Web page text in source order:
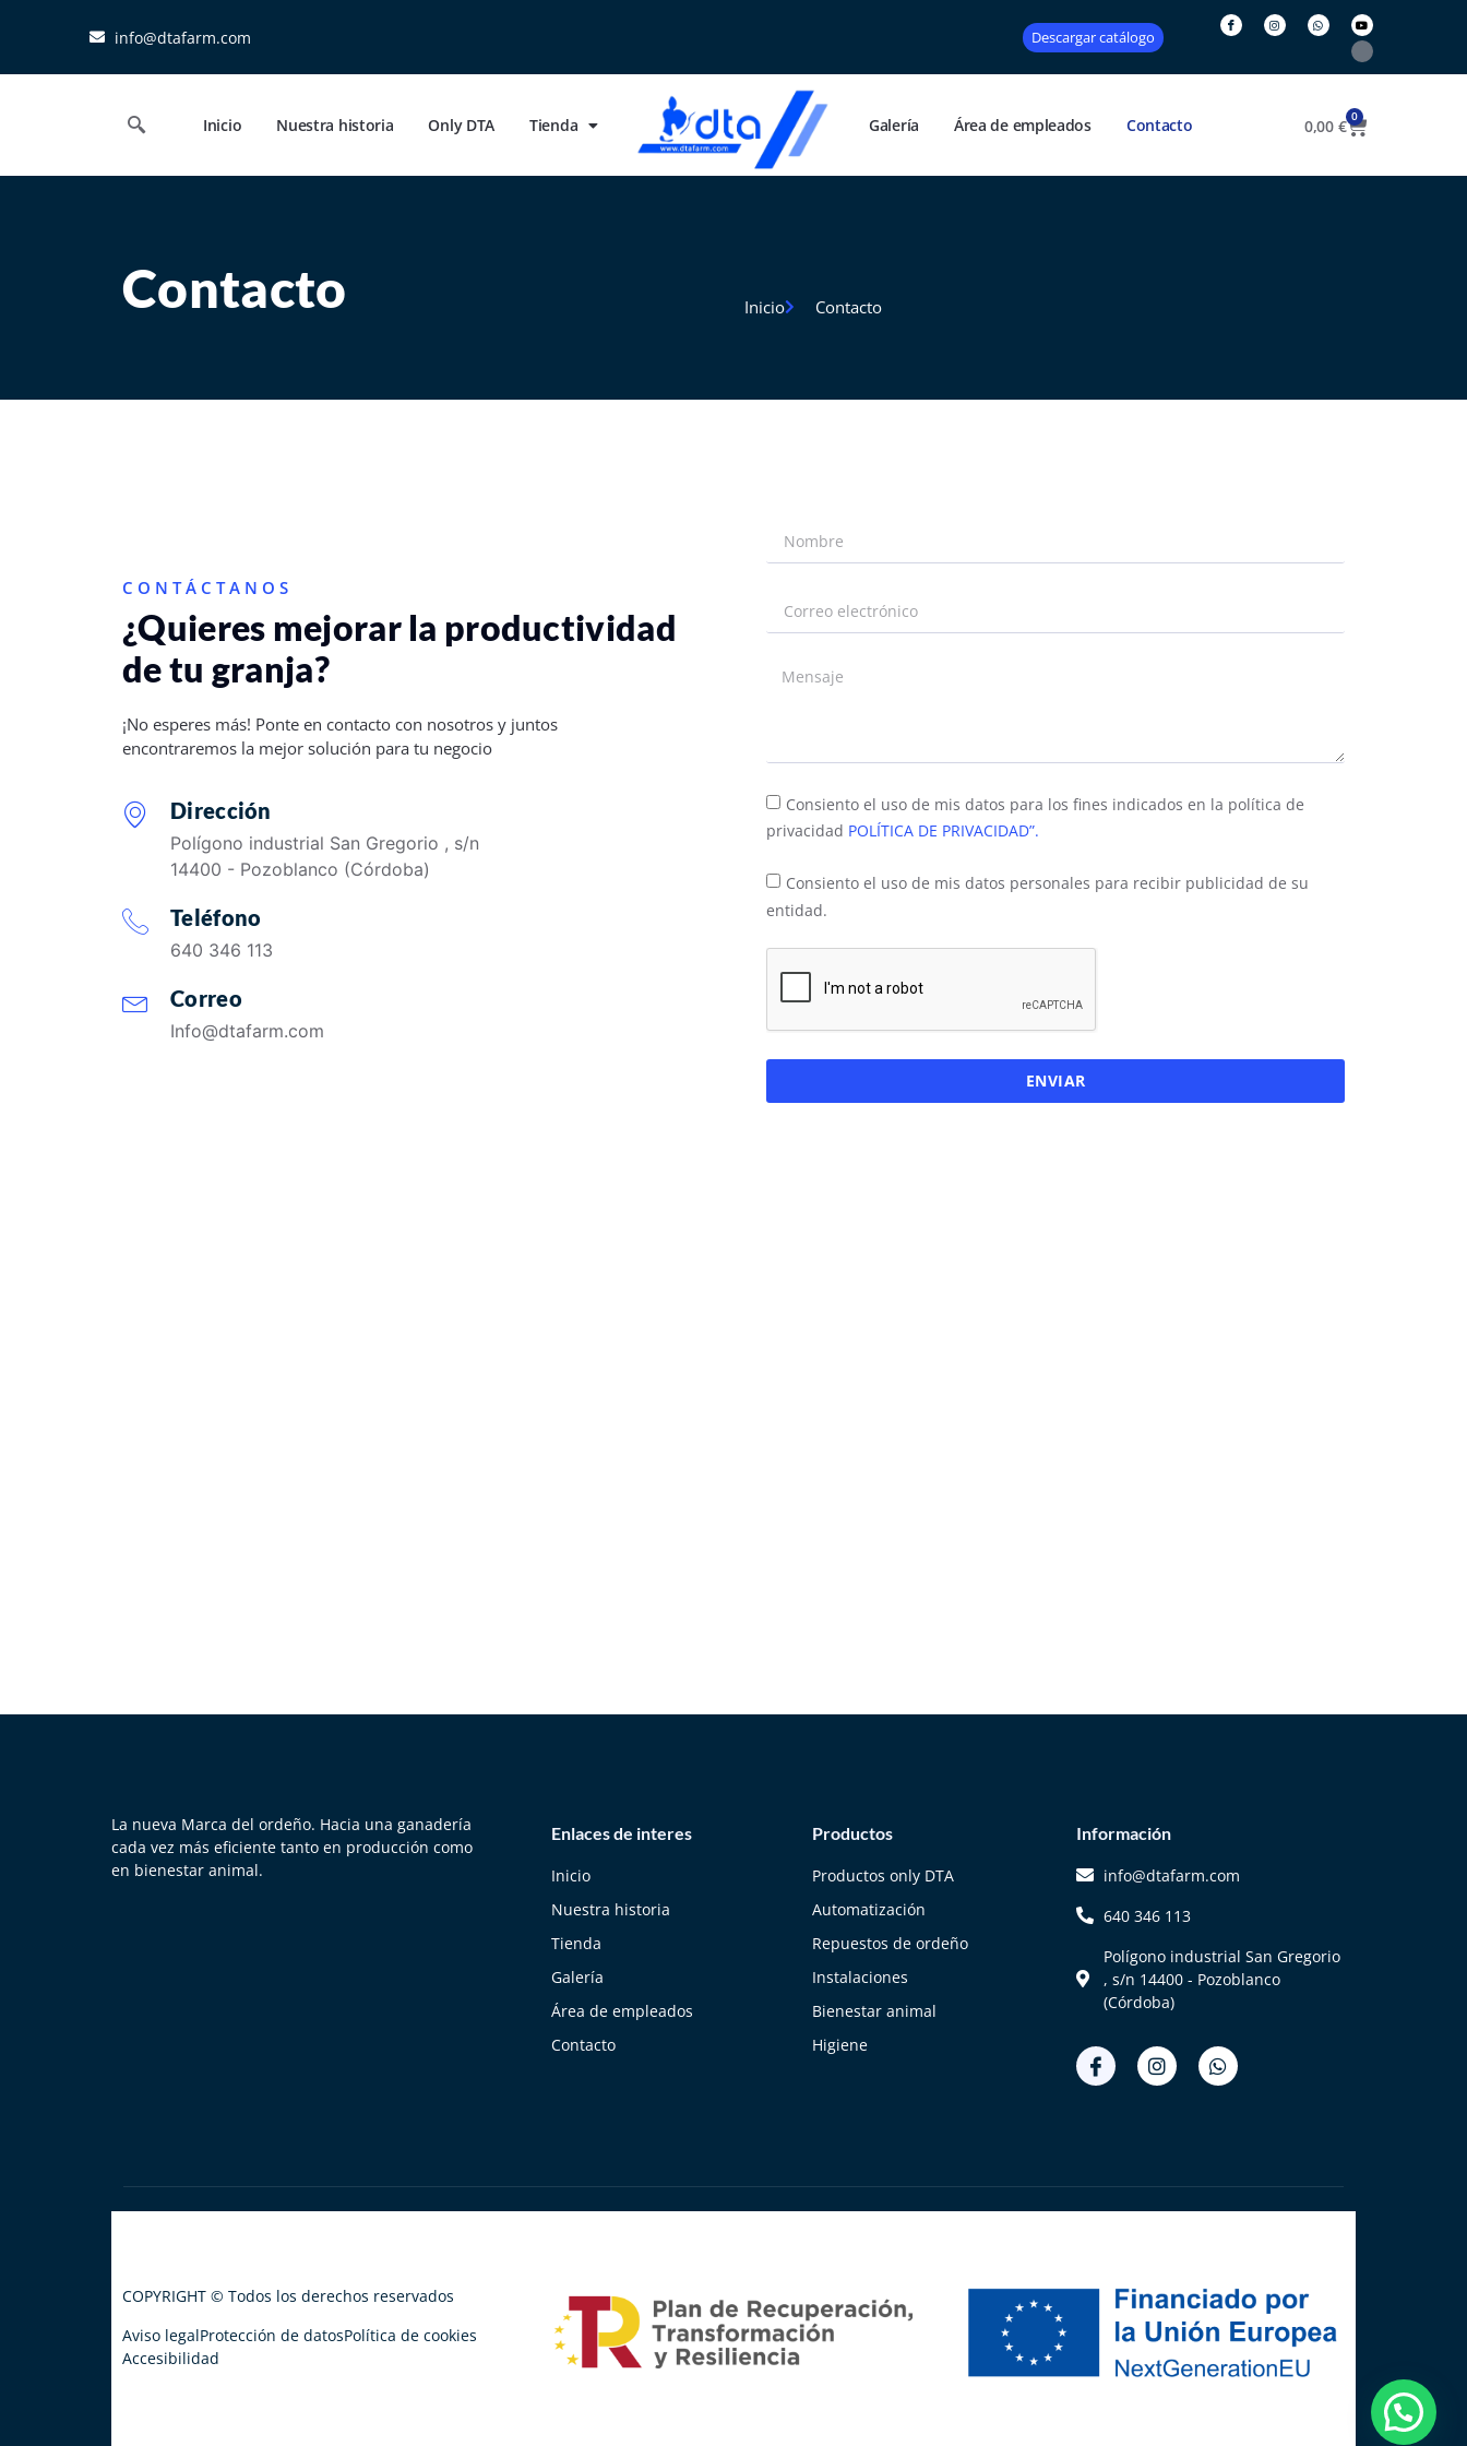
info@dtafarm.com Descargar catálogo
Inicio Nuestra historia Only DTA Tienda Galería Área de empleados Contacto 0,00 € 0
Contacto Inicio Contacto
CONTÁCTANOS
¿Quieres mejorar la productividad
de tu granja?
¡No esperes más! Ponte en contacto con nosotros y juntos
encontraremos la mejor solución para tu negocio
Dirección
Polígono industrial San Gregorio , s/n
14400 - Pozoblanco (Córdoba)
Teléfono
640 346 113
Correo
Info@dtafarm.com
Consiento el uso de mis datos para los fines indicados en la política de
privacidad POLÍTICA DE PRIVACIDAD”.
Consiento el uso de mis datos personales para recibir publicidad de su
entidad.
ENVIAR
La nueva Marca del ordeño. Hacia una ganadería
cada vez más eficiente tanto en producción como
en bienestar animal.
Enlaces de interes
Inicio
Nuestra historia
Tienda
Galería
Área de empleados
Contacto
Productos
Productos only DTA
Automatización
Repuestos de ordeño
Instalaciones
Bienestar animal
Higiene
Información
info@dtafarm.com
640 346 113
Polígono industrial San Gregorio
, s/n 14400 - Pozoblanco
(Córdoba)
COPYRIGHT © Todos los derechos reservados
Aviso legalProtección de datosPolítica de cookies
Accesibilidad